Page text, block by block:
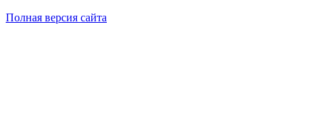
Полная версия сайта